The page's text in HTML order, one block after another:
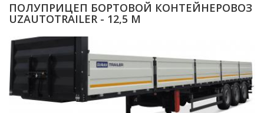
ПОЛУПРИЦЕП БОРТОВОЙ КОНТЕЙНЕРОВОЗ
UZAUTOTRAILER - 12,5 М